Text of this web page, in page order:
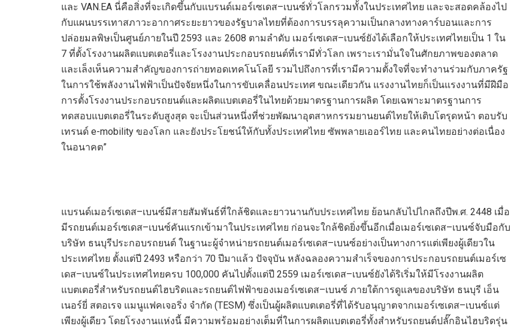
และ VAN.EA นี่คือสิ่งที่จะเกิดขึ้นกับแบรนด์เมอร์เซเดส–เบนซ์ทั่วโลกรวมทั้งในประเทศไทย และจะสอดคล้องไป
กับแผนบรรเทาสภาวะอากาศระยะยาวของรัฐบาลไทยที่ต้องการบรรลุความเป็นกลางทางคาร์บอนและการ
ปล่อยมลพิษเป็นศูนย์ภายในปี 2593 และ 2608 ตามลำดับ เมอร์เซเดส–เบนซ์ยังได้เลือกให้ประเทศไทยเป็น 1 ใน
7 ที่ตั้งโรงงานผลิตแบตเตอรี่และโรงงานประกอบรถยนต์ที่เรามีทั่วโลก เพราะเรามั่นใจในศักยภาพของตลาด
และเล็งเห็นความสำคัญของการถ่ายทอดเทคโนโลยี รวมไปถึงการที่เรามีความตั้งใจที่จะทำงานร่วมกับภาครัฐ
ในการใช้พลังงานไฟฟ้าเป็นปัจจัยหนึ่งในการขับเคลื่อนประเทศ ขณะเดียวกัน แรงงานไทยก็เป็นแรงงานที่มีฝีมือ
การตั้งโรงงานประกอบรถยนต์และผลิตแบตเตอรี่ในไทยด้วยมาตรฐานการผลิต โดยเฉพาะมาตรฐานการ
ทดสอบแบตเตอรี่ในระดับสูงสุด จะเป็นส่วนหนึ่งที่ช่วยพัฒนาอุตสาหกรรมยานยนต์ไทยให้เติบโตรุดหน้า ตอบรับ
เทรนด์ e-mobility ของโลก และยังประโยชน์ให้กับทั้งประเทศไทย ซัพพลายเออร์ไทย และคนไทยอย่างต่อเนื่อง
ในอนาคต”
แบรนด์เมอร์เซเดส–เบนซ์มีสายสัมพันธ์ที่ใกล้ชิดและยาวนานกับประเทศไทย ย้อนกลับไปไกลถึงปีพ.ศ. 2448 เมื่อ
มีรถยนต์เมอร์เซเดส–เบนซ์คันแรกเข้ามาในประเทศไทย ก่อนจะใกล้ชิดยิ่งขึ้นอีกเมื่อเมอร์เซเดส–เบนซ์จับมือกับ
บริษัท ธนบุรีประกอบรถยนต์ ในฐานะผู้จำหน่ายรถยนต์เมอร์เซเดส–เบนซ์อย่างเป็นทางการแต่เพียงผู้เดียวใน
ประเทศไทย ตั้งแต่ปี 2493 หรือกว่า 70 ปีมาแล้ว ปัจจุบัน หลังฉลองความสำเร็จของการประกอบรถยนต์เมอร์เซ
เดส–เบนซ์ในประเทศไทยครบ 100,000 คันไปตั้งแต่ปี 2559 เมอร์เซเดส–เบนซ์ยังได้ริเริ่มให้มีโรงงานผลิต
แบตเตอรี่สำหรับรถยนต์ไฮบริดและรถยนต์ไฟฟ้าของเมอร์เซเดส–เบนซ์ ภายใต้การดูแลของบริษัท ธนบุรี เอ็น
เนอร์ยี่ สตอเรจ แมนูแฟคเจอริ่ง จำกัด (TESM) ซึ่งเป็นผู้ผลิตแบตเตอรี่ที่ได้รับอนุญาตจากเมอร์เซเดส–เบนซ์แต่
เพียงผู้เดียว โดยโรงงานแห่งนี้ มีความพร้อมอย่างเต็มที่ในการผลิตแบตเตอรี่ทั้งสำหรับรถยนต์ปลั๊กอินไฮบริดรุ่น